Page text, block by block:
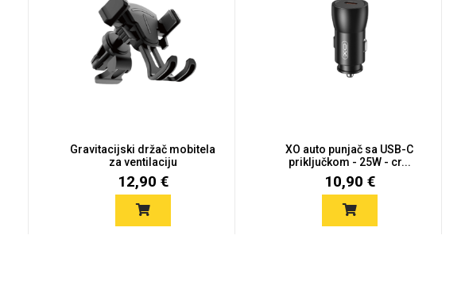
Gravitacijski držač mobitela
za ventilaciju
12,90 €
XO auto punjač sa USB-C
priključkom - 25W - cr...
10,90 €